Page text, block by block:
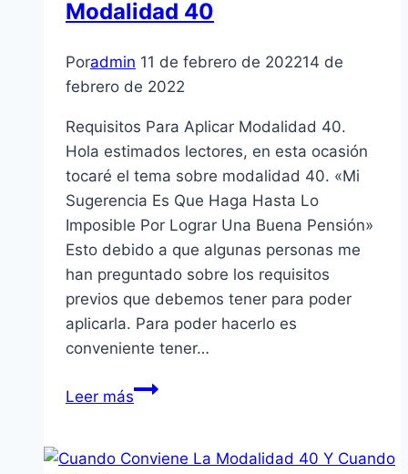
Modalidad 40
Poradmin 11 de febrero de 202214 de
febrero de 2022
Requisitos Para Aplicar Modalidad 40.
Hola estimados lectores, en esta ocasión
tocaré el tema sobre modalidad 40. «Mi
Sugerencia Es Que Haga Hasta Lo
Imposible Por Lograr Una Buena Pensión»
Esto debido a que algunas personas me
han preguntado sobre los requisitos
previos que debemos tener para poder
aplicarla. Para poder hacerlo es
conveniente tener…
Leer másRequisitos
Modalidad